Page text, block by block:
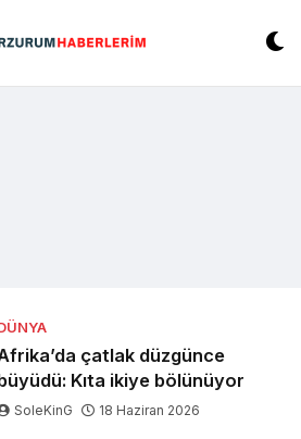
çatlak düzgünce
Kıta ikiye bölünüyor
SoleKinG 18 Haziran 2026